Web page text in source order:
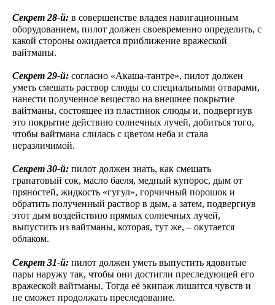
Секрет 28-й: в совершенстве владея навигационным
оборудованием, пилот должен своевременно определить, с
какой стороны ожидается приближение вражеской
вайтманы.
Секрет 29-й: согласно «Акаша-тантре», пилот должен
уметь смешать раствор слюды со специальными отварами,
нанести полученное вещество на внешнее покрытие
вайтманы, состоящее из пластинок слюды и, подвергнув
это покрытие действию солнечных лучей, добиться того,
чтобы вайтмана слилась с цветом неба и стала
неразличимой.
Секрет 30-й: пилот должен знать, как смешать
гранатовый сок, масло баеля, медный купорос, дым от
пряностей, жидкость «гугул», горчичный порошок и
обратить полученный раствор в дым, а затем, подвергнув
этот дым воздействию прямых солнечных лучей,
выпустить из вайтманы, которая, тут же, – окутается
облаком.
Секрет 31-й: пилот должен уметь выпустить ядовитые
пары наружу так, чтобы они достигли преследующей его
вражеской вайтманы. Тогда её экипаж лишится чувств и
не сможет продолжать преследование.